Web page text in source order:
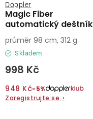
Magic Fiber
automatický deštník
Doppler
Skladem
998 Kč
948 Kč−5%
Zaregistrujte se ›
průměr 98 cm, 312 g